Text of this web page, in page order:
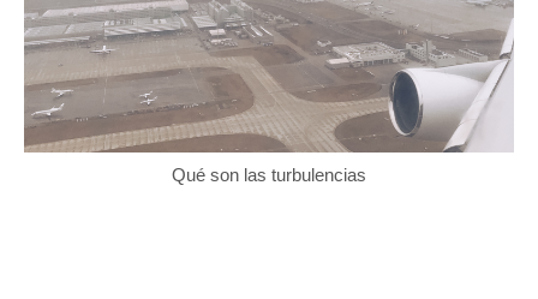
Qué son las turbulencias